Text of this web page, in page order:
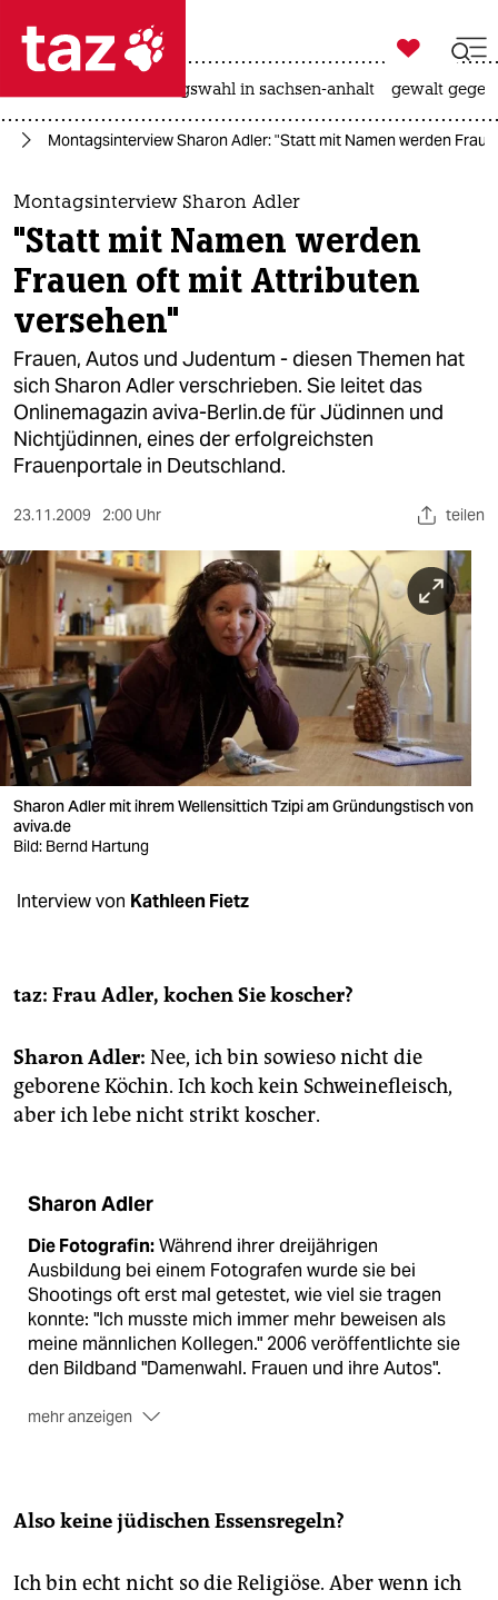
 taz zahl ich
taz zahl ich
themen
politik
öko
gesellschaft
kultur
sport
berlin
nord
wahrheit
verlag
verlag
veranstaltungen
shop
fragen & hilfe
abo
epaper login

taz zahl ich
landtagswahl in sachsen-anhalt gewalt
Montagsinterview Sharon Adler: "Statt mit Namen werden
Montagsinterview Sharon Adler
"Statt mit Namen werden
Frauen oft mit Attributen
versehen"
Frauen, Autos und Judentum - diesen Themen hat
sich Sharon Adler verschrieben. Sie leitet das
Onlinemagazin aviva-Berlin.de für Jüdinnen und
Nichtjüdinnen, eines der erfolgreichsten
Frauenportale in Deutschland.
23.11.2009 2:00 Uhr teilen
Sharon Adler mit ihrem Wellensittich Tzipi am Gründungstisch von
aviva.de
Bild: Bernd Hartung
Interview von Kathleen Fietz
taz: Frau Adler, kochen Sie koscher?
Sharon Adler: Nee, ich bin sowieso nicht die
geborene Köchin. Ich koch kein Schweinefleisch,
aber ich lebe nicht strikt koscher.
Sharon Adler
Die Fotografin:Während ihrer dreijährigen
Ausbildung bei einem Fotografen wurde sie bei
Shootings oft erst mal getestet, wie viel sie tragen
konnte: "Ich musste mich immer mehr beweisen als
meine männlichen Kollegen." 2006 veröffentlichte sie
den Bildband "Damenwahl. Frauen und ihre Autos".
mehr anzeigen
ist in ihrer großen Kreuzberger Wohnung
untergebracht, in der sie mit ihrer 14-jährigen Tochter
Also keine jüdischen Essensregeln?
Ich bin echt nicht so die Religiöse. Aber wenn ich